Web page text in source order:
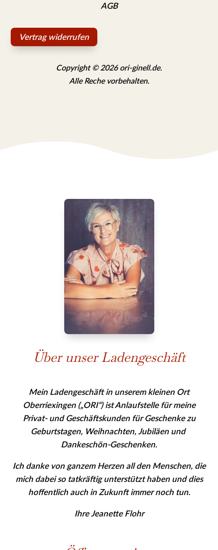
AGB
Vertrag widerrufen
Copyright © 2026 ori-ginell.de.
Alle Reche vorbehalten.
Über unser Ladengeschäft
Mein Ladengeschäft in unserem kleinen Ort
Oberriexingen („ORI“) ist Anlaufstelle für meine
Privat- und Geschäfts­kunden für Geschenke zu
Geburtstagen, Weihnachten, Jubiläen und
Dankeschön-Geschenken.
Ich danke von ganzem Herzen all den Menschen, die
mich dabei so tatkräftig unterstützt haben und dies
hoffentlich auch in Zukunft immer noch tun.
Ihre Jeanette Flohr